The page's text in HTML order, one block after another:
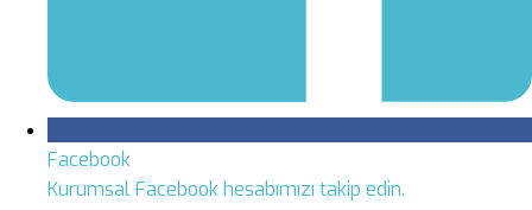
Facebook
Kurumsal Facebook hesabımızı takip edin.